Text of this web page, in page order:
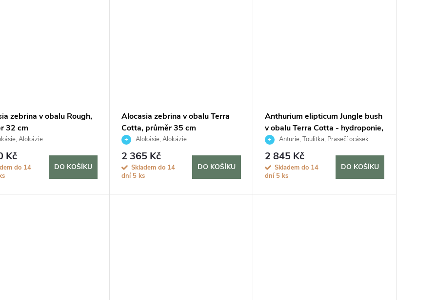
zebrina v obalu Rough,
32 cm
Alokázie
Kč
do 14
DO KOŠÍKU
Alocasia zebrina v obalu Terra
Cotta, průměr 35 cm
Alokásie, Alokázie
2 365 Kč
Skladem do 14
dní 5 ks
DO KOŠÍKU
Anthurium elipticum Jungle bush
v obalu Terra Cotta - hydroponie,
průměr 35 cm
Anturie, Toulitka, Prasečí ocásek
2 845 Kč
Skladem do 14
dní 5 ks
DO KOŠÍKU